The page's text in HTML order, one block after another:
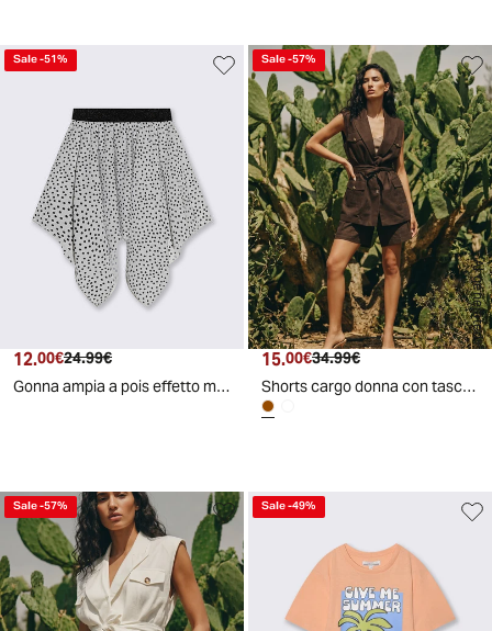
Sale-51%
Prezzo attuale
12.00€ Prezzo originale
24.99€
Gonna ampia a pois effetto metallizzato - Fantasia
AI generated
Sale-57%
Prezzo attuale
15.00€ Prezzo originale
34.99€
Shorts cargo donna con tasche frontali - Caffe'
Sale-57% Sale-49%